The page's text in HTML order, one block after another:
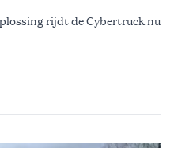
rijdt de Cybertruck nu